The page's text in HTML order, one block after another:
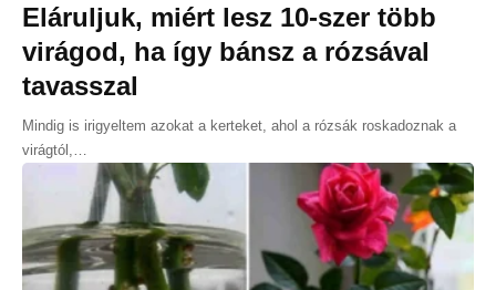
Eláruljuk, miért lesz 10-szer több
virágod, ha így bánsz a rózsával
tavasszal
Mindig is irigyeltem azokat a kerteket, ahol a rózsák roskadoznak a
virágtól,